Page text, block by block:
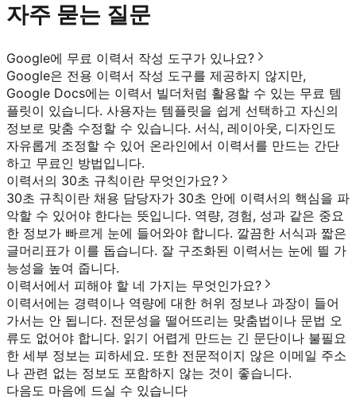
자주 묻는 질문
Google에 무료 이력서 작성 도구가 있나요?
Google은 전용 이력서 작성 도구를 제공하지 않지만,
Google Docs에는 이력서 빌더처럼 활용할 수 있는 무료 템
플릿이 있습니다. 사용자는 템플릿을 쉽게 선택하고 자신의
정보로 맞춤 수정할 수 있습니다. 서식, 레이아웃, 디자인도
자유롭게 조정할 수 있어 온라인에서 이력서를 만드는 간단
하고 무료인 방법입니다.
이력서의 30초 규칙이란 무엇인가요?
30초 규칙이란 채용 담당자가 30초 안에 이력서의 핵심을 파
악할 수 있어야 한다는 뜻입니다. 역량, 경험, 성과 같은 중요
한 정보가 빠르게 눈에 들어와야 합니다. 깔끔한 서식과 짧은
글머리표가 이를 돕습니다. 잘 구조화된 이력서는 눈에 띌 가
능성을 높여 줍니다.
이력서에서 피해야 할 네 가지는 무엇인가요?
이력서에는 경력이나 역량에 대한 허위 정보나 과장이 들어
가서는 안 됩니다. 전문성을 떨어뜨리는 맞춤법이나 문법 오
류도 없어야 합니다. 읽기 어렵게 만드는 긴 문단이나 불필요
한 세부 정보는 피하세요. 또한 전문적이지 않은 이메일 주소
나 관련 없는 정보도 포함하지 않는 것이 좋습니다.
다음도 마음에 드실 수 있습니다